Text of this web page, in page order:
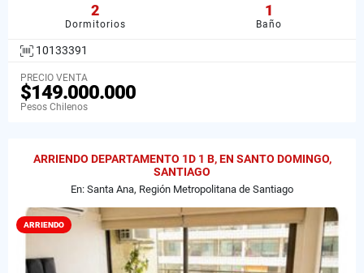
2
Dormitorios
1
Baño
10133391
PRECIO VENTA
$149.000.000
Pesos Chilenos
ARRIENDO DEPARTAMENTO 1D 1 B, EN SANTO DOMINGO,
SANTIAGO
En: Santa Ana, Región Metropolitana de Santiago
ARRIENDO